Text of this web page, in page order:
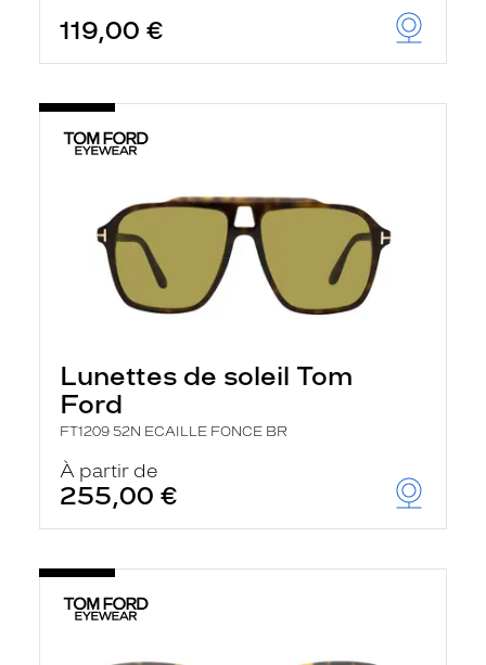
119,00 €
Lunettes de soleil Tom
Ford
FT1209 52N ECAILLE FONCE BR
À partir de
255,00 €